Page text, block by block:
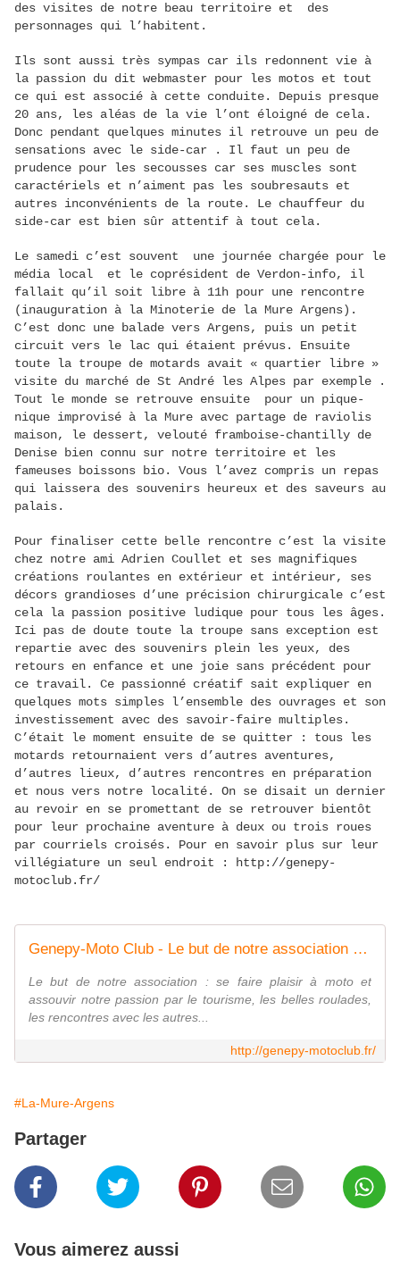
des visites de notre beau territoire et des
personnages qui l’habitent.
Ils sont aussi très sympas car ils redonnent vie à
la passion du dit webmaster pour les motos et tout
ce qui est associé à cette conduite. Depuis presque
20 ans, les aléas de la vie l’ont éloigné de cela.
Donc pendant quelques minutes il retrouve un peu de
sensations avec le side-car . Il faut un peu de
prudence pour les secousses car ses muscles sont
caractériels et n’aiment pas les soubresauts et
autres inconvénients de la route. Le chauffeur du
side-car est bien sûr attentif à tout cela.
Le samedi c’est souvent une journée chargée pour le
média local et le coprésident de Verdon-info, il
fallait qu’il soit libre à 11h pour une rencontre
(inauguration à la Minoterie de la Mure Argens).
C’est donc une balade vers Argens, puis un petit
circuit vers le lac qui étaient prévus. Ensuite
toute la troupe de motards avait « quartier libre »
visite du marché de St André les Alpes par exemple .
Tout le monde se retrouve ensuite pour un pique-
nique improvisé à la Mure avec partage de raviolis
maison, le dessert, velouté framboise-chantilly de
Denise bien connu sur notre territoire et les
fameuses boissons bio. Vous l’avez compris un repas
qui laissera des souvenirs heureux et des saveurs au
palais.
Pour finaliser cette belle rencontre c’est la visite
chez notre ami Adrien Coullet et ses magnifiques
créations roulantes en extérieur et intérieur, ses
décors grandioses d’une précision chirurgicale c’est
cela la passion positive ludique pour tous les âges.
Ici pas de doute toute la troupe sans exception est
repartie avec des souvenirs plein les yeux, des
retours en enfance et une joie sans précédent pour
ce travail. Ce passionné créatif sait expliquer en
quelques mots simples l’ensemble des ouvrages et son
investissement avec des savoir-faire multiples.
C’était le moment ensuite de se quitter : tous les
motards retournaient vers d’autres aventures,
d’autres lieux, d’autres rencontres en préparation
et nous vers notre localité. On se disait un dernier
au revoir en se promettant de se retrouver bientôt
pour leur prochaine aventure à deux ou trois roues
par courriels croisés. Pour en savoir plus sur leur
villégiature un seul endroit : http://genepy-
motoclub.fr/
Genepy-Moto Club - Le but de notre association : se faire plaisir à moto et assouvir notre passion par le tourisme, les belles roulades, les rencontres avec les autres...
Le but de notre association : se faire plaisir à moto et
assouvir notre passion par le tourisme, les belles roulades,
les rencontres avec les autres...
http://genepy-motoclub.fr/
#La-Mure-Argens
Partager
Vous aimerez aussi